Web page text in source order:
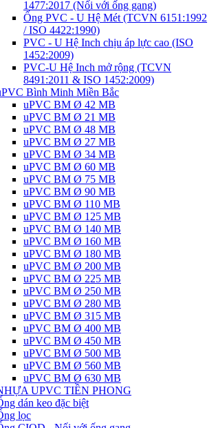
1477:2017 (Nối với ống gang)
Ống PVC - U Hệ Mét (TCVN 6151:1992
/ ISO 4422:1990)
PVC - U Hệ Inch chịu áp lực cao (ISO
1452:2009)
PVC-U Hệ Inch mở rộng (TCVN
8491:2011 & ISO 1452:2009)
Bình Minh Miền Bắc
uPVC BM Ø 42 MB
uPVC BM Ø 21 MB
uPVC BM Ø 48 MB
uPVC BM Ø 27 MB
uPVC BM Ø 34 MB
uPVC BM Ø 60 MB
uPVC BM Ø 75 MB
uPVC BM Ø 90 MB
uPVC BM Ø 110 MB
uPVC BM Ø 125 MB
uPVC BM Ø 140 MB
uPVC BM Ø 160 MB
uPVC BM Ø 180 MB
uPVC BM Ø 200 MB
uPVC BM Ø 225 MB
uPVC BM Ø 250 MB
uPVC BM Ø 280 MB
uPVC BM Ø 315 MB
uPVC BM Ø 400 MB
uPVC BM Ø 450 MB
uPVC BM Ø 500 MB
uPVC BM Ø 560 MB
uPVC BM Ø 630 MB
UPVC TIỀN PHONG
dán keo đặc biệt
lọc